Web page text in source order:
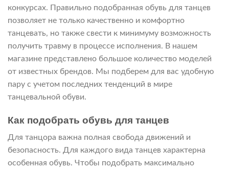
конкурсах. Правильно подобранная обувь для танцев
позволяет не только качественно и комфортно
танцевать, но также свести к минимуму возможность
получить травму в процессе исполнения. В нашем
магазине представлено большое количество моделей
от известных брендов. Мы подберем для вас удобную
пару с учетом последних тенденций в мире
танцевальной обуви.
Как подобрать обувь для танцев
Для танцора важна полная свобода движений и
безопасность. Для каждого вида танцев характерна
особенная обувь. Чтобы подобрать максимально